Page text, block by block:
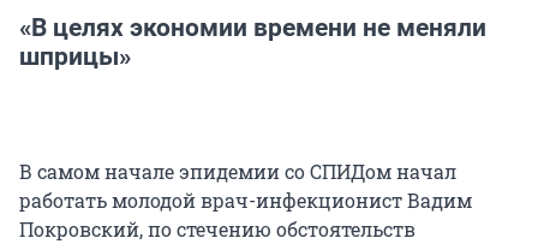
«В целях экономии времени не меняли
шприцы»
В самом начале эпидемии со СПИДом начал
работать молодой врач-инфекционист Вадим
Покровский, по стечению обстоятельств